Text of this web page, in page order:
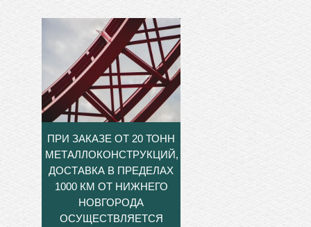
ПРИ ЗАКАЗЕ ОТ 20 ТОНН
МЕТАЛЛОКОНСТРУКЦИЙ,
ДОСТАВКА В ПРЕДЕЛАХ
1000 КМ ОТ НИЖНЕГО
НОВГОРОДА
ОСУЩЕСТВЛЯЕТСЯ